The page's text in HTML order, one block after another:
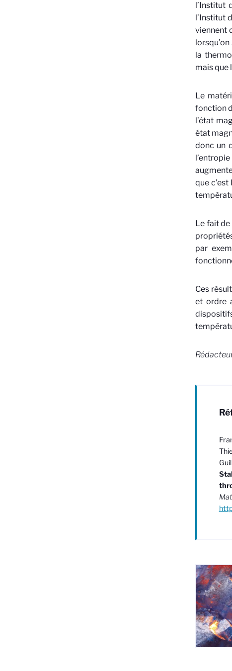
l’Institut
l’Institut
viennent
la
mais que
Le
fonction
l’état
état
donc un
que
Le fait
par
Ces
et ordre